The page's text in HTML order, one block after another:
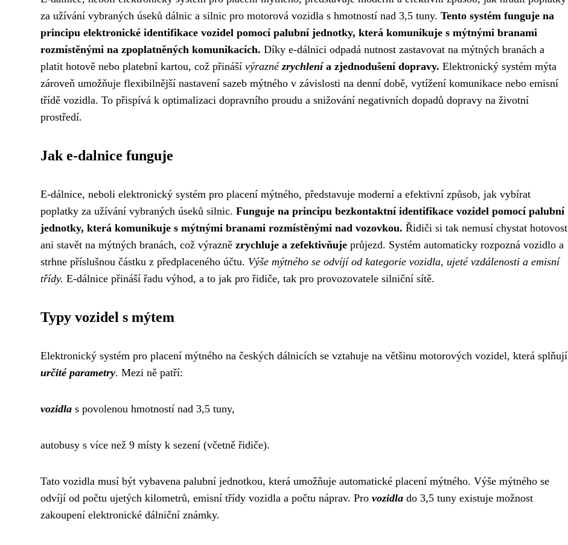
za užívání vybraných úseků dálnic a silnic pro motorová vozidla s hmotností nad 3,5 tuny. Tento systém funguje na
principu elektronické identifikace vozidel pomocí palubní jednotky, která komunikuje s mýtnými branami
rozmístěnými na zpoplatněných komunikacích. Díky e-dálnici odpadá nutnost zastavovat na mýtných branách a
platit hotově nebo platební kartou, což přináší výraznézrychlení a zjednodušení dopravy. Elektronický systém mýta
zároveň umožňuje flexibilnější nastavení sazeb mýtného v závislosti na denní době, vytížení komunikace nebo emisní
třídě vozidla. To přispívá k optimalizaci dopravního proudu a snižování negativních dopadů dopravy na životní
prostředí.
Jak e-dalnice funguje
E-dálnice, neboli elektronický systém pro placení mýtného, představuje moderní a efektivní způsob, jak vybírat
poplatky za užívání vybraných úseků silnic. Funguje na principu bezkontaktní identifikace vozidel pomocí palubní
jednotky, která komunikuje s mýtnými branami rozmístěnými nad vozovkou. Řidiči si tak nemusí chystat hotovost
ani stavět na mýtných branách, což výrazně zrychluje a zefektivňuje průjezd. Systém automaticky rozpozná vozidlo a
strhne příslušnou částku z předplaceného účtu. Výše mýtného se odvíjí od kategorie vozidla, ujeté vzdálenosti a emisní
třídy. E-dálnice přináší řadu výhod, a to jak pro řidiče, tak pro provozovatele silniční sítě.
Typy vozidel s mýtem
Elektronický systém pro placení mýtného na českých dálnicích se vztahuje na většinu motorových vozidel, která splňují
určité parametry. Mezi ně patří:
vozidla s povolenou hmotností nad 3,5 tuny,
autobusy s více než 9 místy k sezení (včetně řidiče).
Tato vozidla musí být vybavena palubní jednotkou, která umožňuje automatické placení mýtného. Výše mýtného se
odvíjí od počtu ujetých kilometrů, emisní třídy vozidla a počtu náprav. Pro vozidla do 3,5 tuny existuje možnost
zakoupení elektronické dálniční známky.